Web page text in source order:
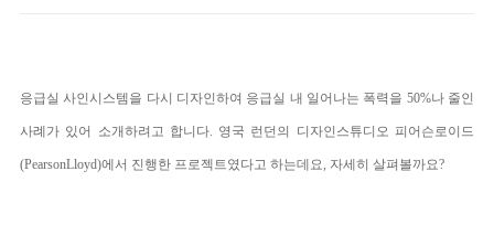
응급실 사인시스템을 다시 디자인하여 응급실 내 일어나는 폭력을 50%나 줄인
사례가 있어 소개하려고 합니다. 영국 런던의 디자인스튜디오 피어슨로이드
(PearsonLloyd)에서 진행한 프로젝트였다고 하는데요, 자세히 살펴볼까요?